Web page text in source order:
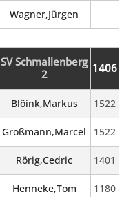
Wagner,Jürgen
SV Schmallenberg
2
1406
Blöink,Markus 1522
Großmann,Marcel 1522
Rörig,Cedric 1401
Henneke,Tom 1180